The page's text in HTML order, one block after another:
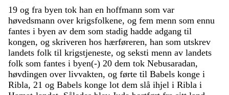
19 og fra byen tok han en hoffmann som var
høvedsmann over krigsfolkene, og fem menn som ennu
fantes i byen av dem som stadig hadde adgang til
kongen, og skriveren hos hærføreren, han som utskrev
landets folk til krigstjeneste, og seksti menn av landets
folk som fantes i byen(-) 20 dem tok Nebusaradan,
høvdingen over livvakten, og førte til Babels konge i
Ribla, 21 og Babels konge lot dem slå ihjel i Ribla i